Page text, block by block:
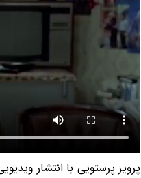
پرویز پرستویی با انتشار